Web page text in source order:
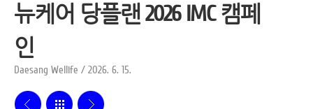
뉴케어 당플랜 2026 IMC 캠페
인
Daesang Wellife / 2026. 6. 15.